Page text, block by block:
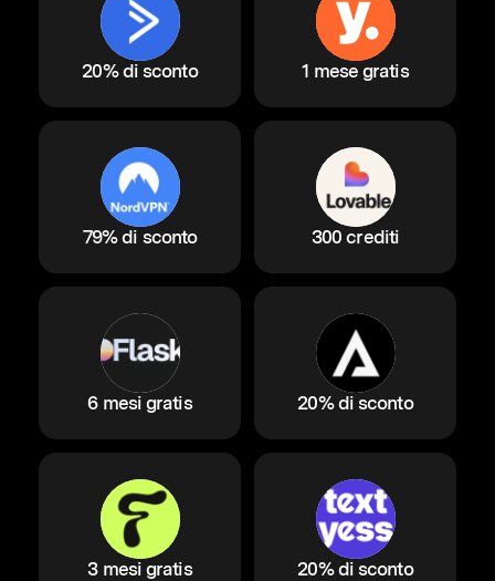
20% di sconto 1 mese gratis
79% di sconto 300 crediti
6 mesi gratis 20% di sconto
3 mesi gratis 20% di sconto